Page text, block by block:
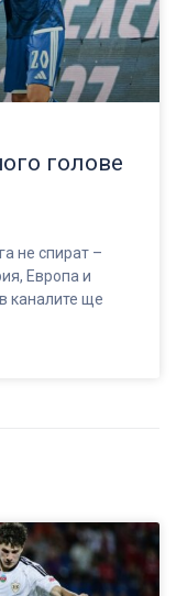
голове
не спират –
Европа и
каналите ще